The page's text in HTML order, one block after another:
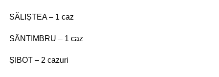
SĂLIȘTEA – 1 caz
SÂNTIMBRU – 1 caz
ȘIBOT – 2 cazuri